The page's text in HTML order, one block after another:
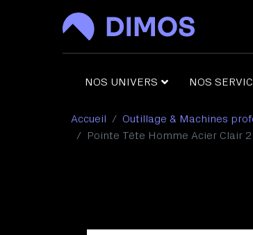
NOS UNIVERS NOS
Accueil Outillage & Machines
Pointe Tête Homme Acier Clair